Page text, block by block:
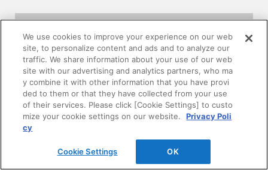
よくあるご質問
カタログ閲覧・資料請求
各種データダウンロード
WEB見積・各種シミュレーション
We use cookies to improve your experience on our web
site, to personalize content and ads and to analyze our
traffic. We share information about your use of our web
site with our advertising and analytics partners, who ma
y combine it with other information that you have provi
ded to them or that they have collected from your use
of their services. Please click [Cookie Settings] to custo
mize your cookie settings on our website.
Privacy Poli
cy
Cookie Settings OK